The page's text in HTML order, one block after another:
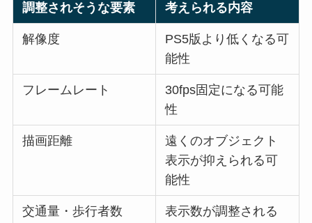
調整されそうな要素 考えられる内容
解像度
PS5版より低くなる可
能性
フレームレート
30fps固定になる可能
性
描画距離
遠くのオブジェクト
表示が抑えられる可
能性
交通量・歩行者数
表示数が調整される